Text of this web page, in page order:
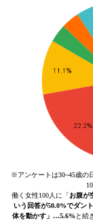
※アンケートは30~45歳の
働く女性100人に「 お腹が
いう回答が50.0%でダン
体を動かす」…5.6%と続